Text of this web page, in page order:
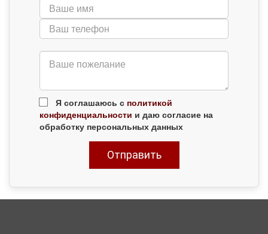
Я соглашаюсь с политикой
конфиденциальности и даю согласие на
обработку персональных данных